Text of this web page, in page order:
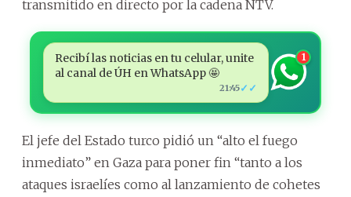
transmitido en directo por la cadena NTV.
Recibí las noticias en tu celular, unite
al canal de ÚH en WhatsApp 🤩
21:45✓✓
1
El jefe del Estado turco pidió un “alto el fuego
inmediato” en Gaza para poner fin “tanto a los
ataques israelíes como al lanzamiento de cohetes